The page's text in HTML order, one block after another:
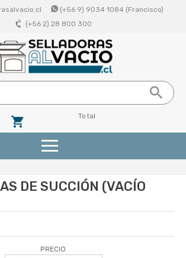
(+56 9) 9034 1084 (Francisco)
(+56 2) 28 800 300
Total
Productos
De Succion (Vacio Externo)
Profesionales De Campana
Bolsas De Vacio Lisas
DE SUCCIÓN (VACÍO
PRECIO